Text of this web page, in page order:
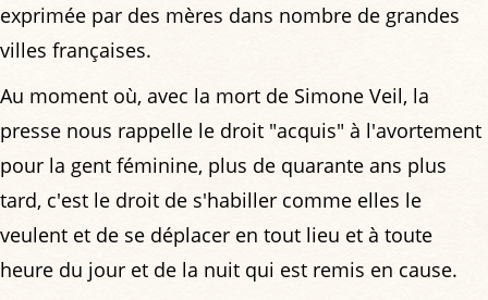
exprimée par des mères dans nombre de grandes
villes françaises.
Au moment où, avec la mort de Simone Veil, la
presse nous rappelle le droit "acquis" à l'avortement
pour la gent féminine, plus de quarante ans plus
tard, c'est le droit de s'habiller comme elles le
veulent et de se déplacer en tout lieu et à toute
heure du jour et de la nuit qui est remis en cause.